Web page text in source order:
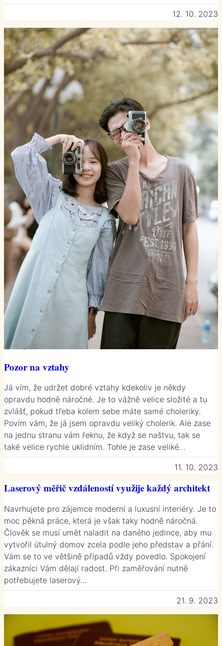
12. 10. 2023
Pozor na vztahy
Já vím, že udržet dobré vztahy kdekoliv je někdy
opravdu hodně náročné. Je to vážně velice složité a tu
zvlášť, pokud třeba kolem sebe máte samé choleriky.
Povím vám, že já jsem opravdu veliký cholerik. Ale zase
na jednu stranu vám řeknu, že když se naštvu, tak se
také velice rychle uklidním. Tohle je zase veliké…
11. 10. 2023
Laserový měřič vzdáleností využije každý architekt
Navrhujete pro zájemce moderní a luxusní interiéry. Je to
moc pěkná práce, která je však taky hodně náročná.
Člověk se musí umět naladit na daného jedince, aby mu
vytvořil útulný domov zcela podle jeho představ a přání.
Vám se to ve většině případů vždy povedlo. Spokojení
zákazníci Vám dělají radost. Při zaměřování nutně
potřebujete laserový…
21. 9. 2023